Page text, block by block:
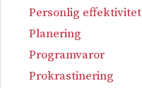
Personlig effektivitet
Planering
Programvaror
Prokrastinering